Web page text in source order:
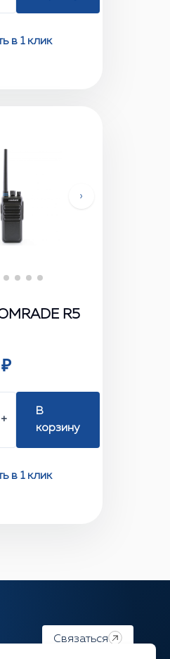
в 1 клик
›
R5
+
В
корзину
в 1 клик
Связаться